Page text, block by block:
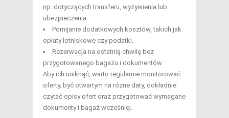
np. dotyczących transferu, wyżywienia lub
ubezpieczenia.
Pomijanie dodatkowych kosztów, takich jak
opłaty lotniskowe czy podatki.
Rezerwacja na ostatnią chwilę bez
przygotowanego bagażu i dokumentów.
Aby ich uniknąć, warto regularnie monitorować
oferty, być otwartym na różne daty, dokładnie
czytać opisy ofert oraz przygotować wymagane
dokumenty i bagaż wcześniej.